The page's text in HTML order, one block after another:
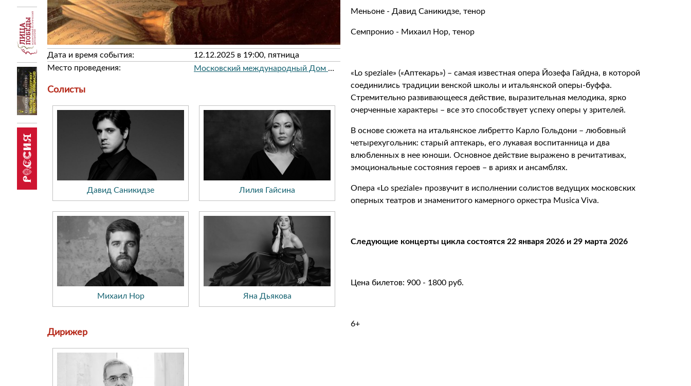
Дата и время события:
12.12.2025 в 19:00, пятница
Место проведения:
Московский международный Дом музыки
Солисты
Давид Саникидзе Лилия Гайсина
Михаил Нор Яна Дьякова
Дирижер
Меньоне - Давид Саникидзе, тенор
Семпронио - Михаил Нор, тенор
«Lo speziale» («Аптекарь») – самая известная опера Йозефа Гайдна, в которой
соединились традиции венской школы и итальянской оперы-буффа.
Стремительно развивающееся действие, выразительная мелодика, ярко
очерченные характеры – все это способствует успеху оперы у зрителей.
В основе сюжета на итальянское либретто Карло Гольдони – любовный
четырехугольник: старый аптекарь, его лукавая воспитанница и два
влюбленных в нее юноши. Основное действие выражено в речитативах,
эмоциональные состояния героев – в ариях и ансамблях.
Опера «Lo speziale» прозвучит в исполнении солистов ведущих московских
оперных театров и знаменитого камерного оркестра Musica Viva.
Следующие концерты цикла состоятся 22 января 2026 и 29 марта 2026
Цена билетов: 900 - 1800 руб.
6+